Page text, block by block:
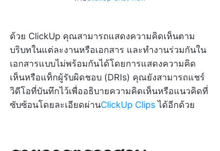
ด้วย ClickUp คุณสามารถแสดงความคิดเห็นตาม
บริบทในแต่ละงานหรือเอกสาร และทำงานร่วมกันใน
เอกสารแบบไม่พร้อมกันได้โดยการแสดงความคิด
เห็นหรือแท็กผู้รับผิดชอบ (DRIs) คุณยังสามารถแชร์
วิดีโอที่บันทึกไว้เพื่ออธิบายความคิดเห็นหรือแนวคิดที่
ซับซ้อนโดยละเอียดผ่านClickUp Clipsได้อีกด้วย